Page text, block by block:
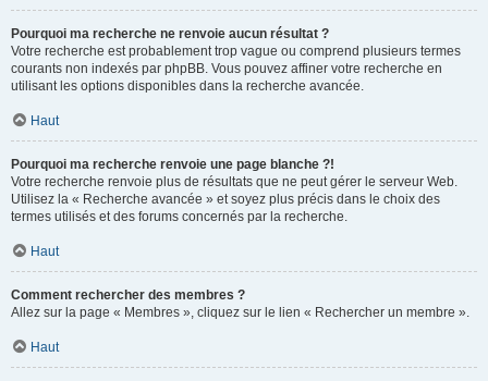
Pourquoi ma recherche ne renvoie aucun résultat ?
Votre recherche est probablement trop vague ou comprend plusieurs termes
courants non indexés par phpBB. Vous pouvez affiner votre recherche en
utilisant les options disponibles dans la recherche avancée.
Haut
Pourquoi ma recherche renvoie une page blanche ?!
Votre recherche renvoie plus de résultats que ne peut gérer le serveur Web.
Utilisez la « Recherche avancée » et soyez plus précis dans le choix des
termes utilisés et des forums concernés par la recherche.
Haut
Comment rechercher des membres ?
Allez sur la page « Membres », cliquez sur le lien « Rechercher un membre ».
Haut